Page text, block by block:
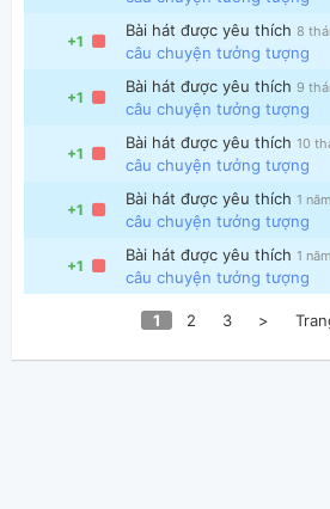
+1
Bài hát được yêu thích 8
câu chuyện tưởng tượng
+1
Bài hát được yêu thích 9
câu chuyện tưởng tượng
+1
Bài hát được yêu thích 10
câu chuyện tưởng tượng
+1
Bài hát được yêu thích 1
câu chuyện tưởng tượng
+1
Bài hát được yêu thích 1
câu chuyện tưởng tượng
1 2 3 >